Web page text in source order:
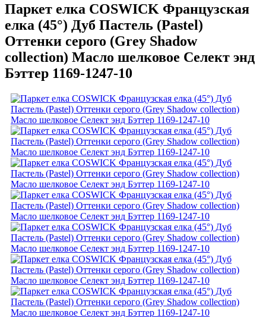
Паркет елка COSWICK Французская
елка (45°) Дуб Пастель (Pastel)
Оттенки серого (Grеy Shadow
collection) Масло шелковое Селект энд
Бэттер 1169-1247-10